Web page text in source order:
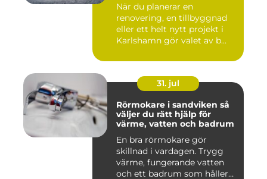
När du planerar en
renovering, en tillbyggnad
eller ett helt nytt projekt i
Karlshamn gör valet av b...
31. jul
Rörmokare i sandviken så
väljer du rätt hjälp för
värme, vatten och badrum
En bra rörmokare gör
skillnad i vardagen. Trygg
värme, fungerande vatten
och ett badrum som håller